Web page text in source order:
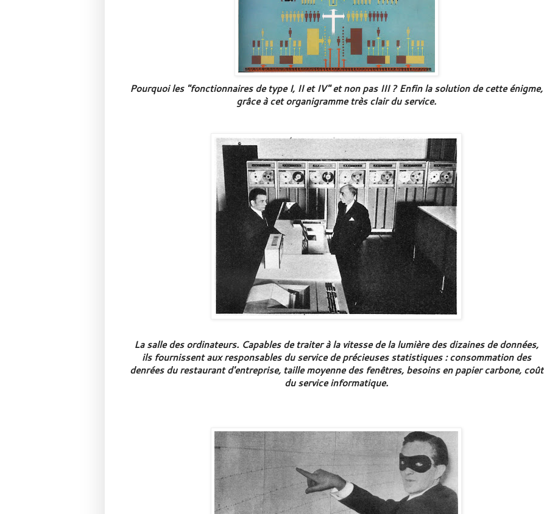
Pourquoi les "fonctionnaires de type I, II et IV" et non pas III ? Enfin la solution de cette énigme,
grâce à cet organigramme très clair du service.
La salle des ordinateurs. Capables de traiter à la vitesse de la lumière des dizaines de données,
ils fournissent aux responsables du service de précieuses statistiques : consommation des
denrées du restaurant d'entreprise, taille moyenne des fenêtres, besoins en papier carbone, coût
du service informatique.